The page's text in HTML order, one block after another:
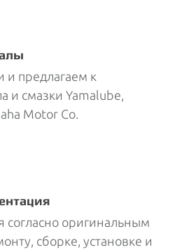
предлагаем к
и смазки Yamalube,
Motor Co.
согласно оригинальным
сборке, установке и